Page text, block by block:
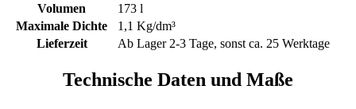
Volumen
173 l
Maximale Dichte
1,1 Kg/dm³
Lieferzeit
Ab Lager 2-3 Tage, sonst ca. 25 Werktage
Technische Daten und Maße